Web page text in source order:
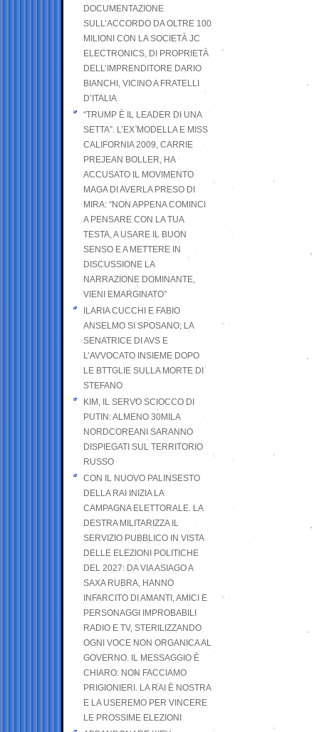
DOCUMENTAZIONE
SULL’ACCORDO DA OLTRE 100
MILIONI CON LA SOCIETÀ JC
ELECTRONICS, DI PROPRIETÀ
DELL’IMPRENDITORE DARIO
BIANCHI, VICINO A FRATELLI
D’ITALIA
“TRUMP È IL LEADER DI UNA
SETTA”. L’EX MODELLA E MISS
CALIFORNIA 2009, CARRIE
PREJEAN BOLLER, HA
ACCUSATO IL MOVIMENTO
MAGA DI AVERLA PRESO DI
MIRA: “NON APPENA COMINCI
A PENSARE CON LA TUA
TESTA, A USARE IL BUON
SENSO E A METTERE IN
DISCUSSIONE LA
NARRAZIONE DOMINANTE,
VIENI EMARGINATO”
ILARIA CUCCHI E FABIO
ANSELMO SI SPOSANO; LA
SENATRICE DI AVS E
L’AVVOCATO INSIEME DOPO
LE BTTGLIE SULLA MORTE DI
STEFANO
KIM, IL SERVO SCIOCCO DI
PUTIN: ALMENO 30MILA
NORDCOREANI SARANNO
DISPIEGATI SUL TERRITORIO
RUSSO
CON IL NUOVO PALINSESTO
DELLA RAI INIZIA LA
CAMPAGNA ELETTORALE. LA
DESTRA MILITARIZZA IL
SERVIZIO PUBBLICO IN VISTA
DELLE ELEZIONI POLITICHE
DEL 2027: DA VIA ASIAGO A
SAXA RUBRA, HANNO
INFARCITO DI AMANTI, AMICI E
PERSONAGGI IMPROBABILI
RADIO E TV, STERILIZZANDO
OGNI VOCE NON ORGANICA AL
GOVERNO. IL MESSAGGIO È
CHIARO: NON FACCIAMO
PRIGIONIERI. LA RAI È NOSTRA
E LA USEREMO PER VINCERE
LE PROSSIME ELEZIONI